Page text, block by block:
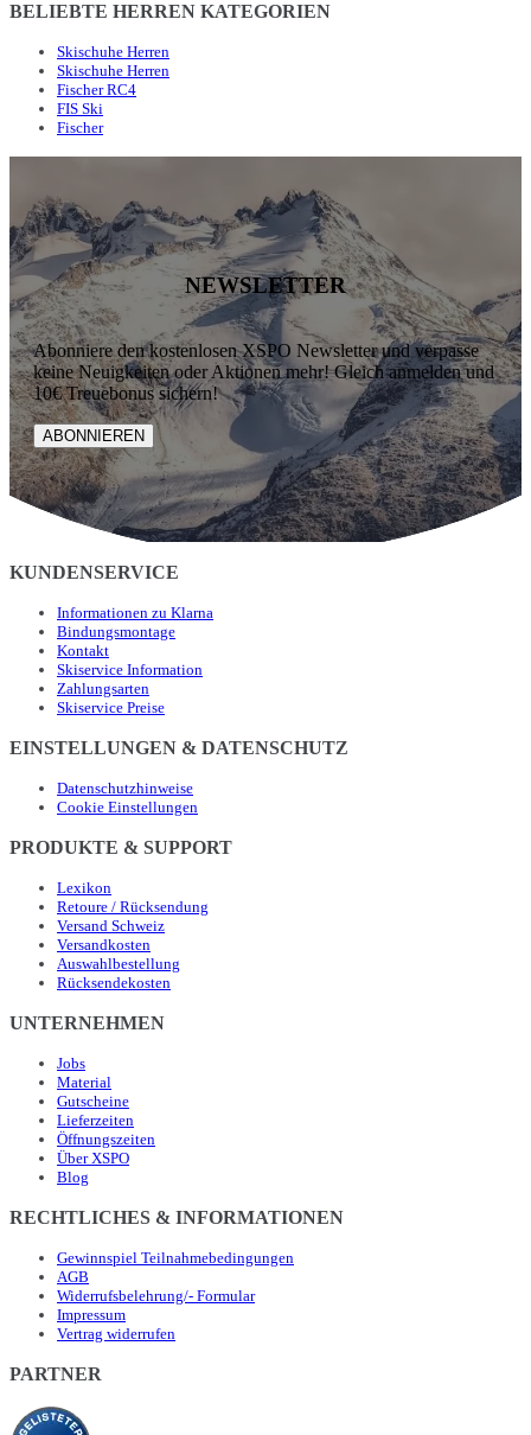
BELIEBTE HERREN KATEGORIEN
Skischuhe Herren
Skischuhe Herren
Fischer RC4
FIS Ski
Fischer
NEWSLETTER
Abonniere den kostenlosen XSPO Newsletter und verpasse
keine Neuigkeiten oder Aktionen mehr! Gleich anmelden und
10€ Treuebonus sichern!
ABONNIEREN
KUNDENSERVICE
Informationen zu Klarna
Bindungsmontage
Kontakt
Skiservice Information
Zahlungsarten
Skiservice Preise
EINSTELLUNGEN & DATENSCHUTZ
Datenschutzhinweise
Cookie Einstellungen
PRODUKTE & SUPPORT
Lexikon
Retoure / Rücksendung
Versand Schweiz
Versandkosten
Auswahlbestellung
Rücksendekosten
UNTERNEHMEN
Jobs
Material
Gutscheine
Lieferzeiten
Öffnungszeiten
Über XSPO
Blog
RECHTLICHES & INFORMATIONEN
Gewinnspiel Teilnahmebedingungen
AGB
Widerrufsbelehrung/- Formular
Impressum
Vertrag widerrufen
PARTNER